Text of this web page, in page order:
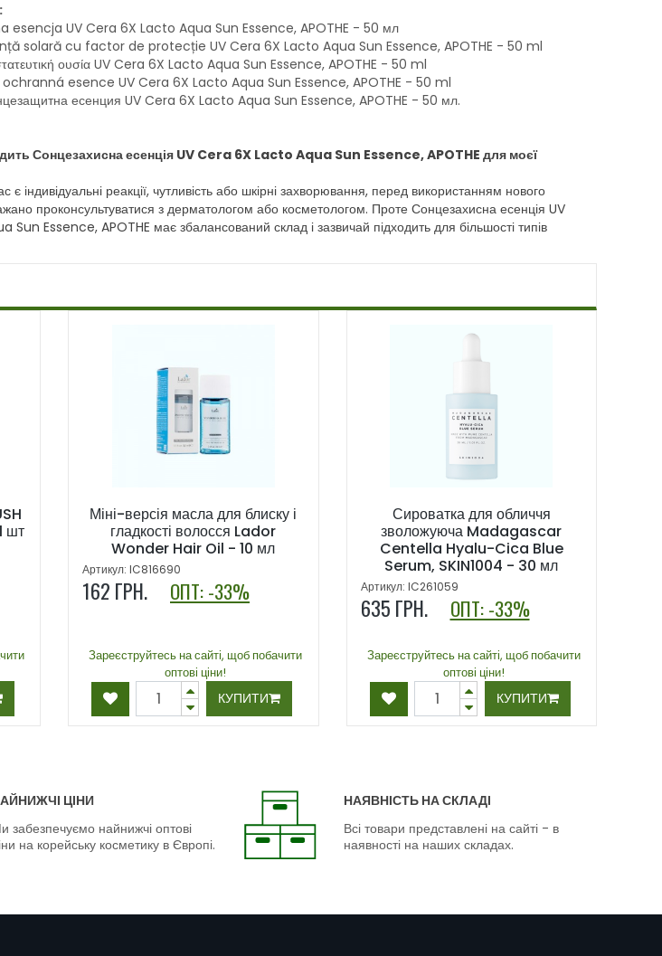
esencja UV Cera 6X Lacto Aqua Sun Essence, APOTHE - 50 мл
solară cu factor de protecție UV Cera 6X Lacto Aqua Sun Essence, APOTHE - 50 ml
ουσία UV Cera 6X Lacto Aqua Sun Essence, APOTHE - 50 ml
esence UV Cera 6X Lacto Aqua Sun Essence, APOTHE - 50 ml
есенция UV Cera 6X Lacto Aqua Sun Essence, APOTHE - 50 мл.
Сонцезахисна есенція UV Cera 6X Lacto Aqua Sun Essence, APOTHE для моєї
є індивідуальні реакції, чутливість або шкірні захворювання, перед використанням нового
проконсультуватися з дерматологом або косметологом. Проте Сонцезахисна есенція UV
Essence, APOTHE має збалансований склад і зазвичай підходить для більшості типів
шт
Міні-версія масла для блиску і
гладкості волосся Lador
Wonder Hair Oil - 10 мл
Артикул: IC816690
162 ГРН. ОПТ: -33%
Зареєструйтесь на сайті, щоб побачити
оптові ціни!
КУПИТИ
Сироватка для обличчя
зволожуюча Madagascar
Centella Hyalu-Cica Blue
Serum, SKIN1004 - 30 мл
Артикул: IC261059
635 ГРН. ОПТ: -33%
Зареєструйтесь на сайті, щоб побачити
оптові ціни!
КУПИТИ
ЦІНИ
забезпечуємо найнижчі оптові
на корейську косметику в Європі.
НАЯВНІСТЬ НА СКЛАДІ
Всі товари представлені на сайті - в
наявності на наших складах.